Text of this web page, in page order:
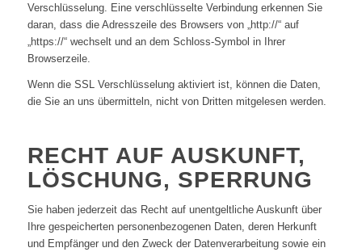
Verschlüsselung. Eine verschlüsselte Verbindung erkennen Sie
daran, dass die Adresszeile des Browsers von „http://“ auf
„https://“ wechselt und an dem Schloss-Symbol in Ihrer
Browserzeile.
Wenn die SSL Verschlüsselung aktiviert ist, können die Daten,
die Sie an uns übermitteln, nicht von Dritten mitgelesen werden.
RECHT AUF AUSKUNFT,
LÖSCHUNG, SPERRUNG
Sie haben jederzeit das Recht auf unentgeltliche Auskunft über
Ihre gespeicherten personenbezogenen Daten, deren Herkunft
und Empfänger und den Zweck der Datenverarbeitung sowie ein